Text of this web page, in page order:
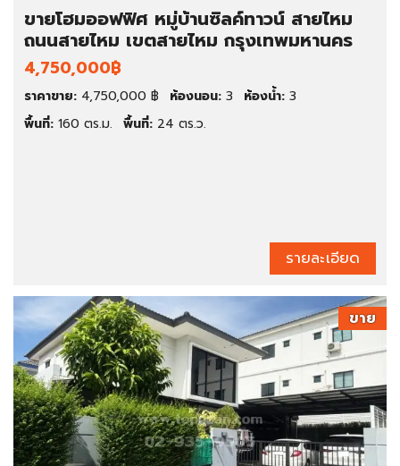
ขายโฮมออฟฟิศ หมู่บ้านซิลค์ทาวน์ สายไหม
ถนนสายไหม เขตสายไหม กรุงเทพมหานคร
4,750,000฿
ราคาขาย: 4,750,000 ฿ ห้องนอน: 3 ห้องน้ำ: 3
พื้นที่: 160 ตร.ม. พื้นที่: 24 ตร.ว.
รายละเอียด
ขาย